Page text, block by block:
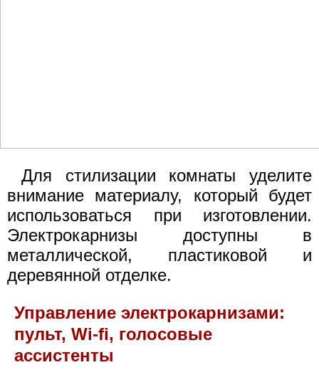
Для стилизации комнаты уделите
внимание материалу, который будет
использоваться при изготовлении.
Электрокарнизы доступны в
металлической, пластиковой и
деревянной отделке.
Управление электрокарнизами:
пульт, Wi-fi, голосовые
ассистенты